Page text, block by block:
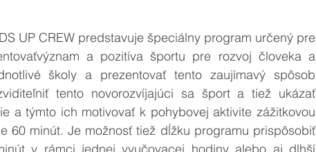
UP CREW predstavuje špeciálny program určený pre
a pozitíva športu pre rozvoj človeka a
školy a prezentovať tento zaujímavý spôsob
tento novorozvíjajúci sa šport a tiež ukázať
a týmto ich motivovať k pohybovej aktivite zážitkovou
60 minút. Je možnosť tiež dĺžku programu prispôsobiť
v rámci jednej vyučovacej hodiny alebo aj dlhší